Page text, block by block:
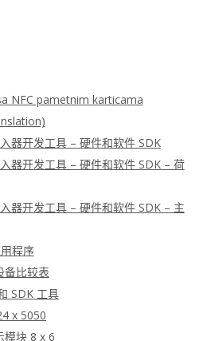
NFC pametnim karticama
器开发工具 – 硬件和软件 SDK
器开发工具 – 硬件和软件 SDK – 荷
器开发工具 – 硬件和软件 SDK – 主
程序
备比较表
SDK 工具
x 5050
模块 8 x 6